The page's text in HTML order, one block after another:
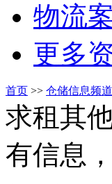
物流
更多
首页 >> 仓储信息频道
求租其
有信息